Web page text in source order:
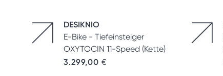
DESIKNIO
E-Bike - Tiefeinsteiger
OXYTOCIN 11-Speed (Kette)
3.299,00 €